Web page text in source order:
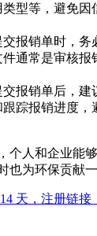
型等，避免因
交报销单时，
通常是审核报
交报销单后，
踪报销进度，
个人和企业能
也为环保贡献一
天，注册链接